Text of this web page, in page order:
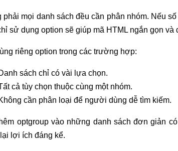
phải mọi danh sách đều cần phân nhóm. Nếu
sử dụng option sẽ giúp mã HTML ngắn gọn và
riêng option trong các trường hợp:
sách chỉ có vài lựa chọn.
cả tùy chọn thuộc cùng một nhóm.
cần phân loại để người dùng dễ tìm kiếm.
optgroup vào những danh sách đơn giản
lợi ích đáng kể.